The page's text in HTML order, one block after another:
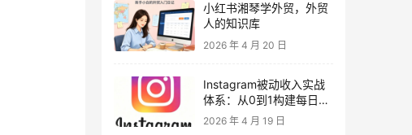
小红书湘琴学外贸，外贸
人的知识库
2026 年 4 月 20 日
Instagram被动收入实战
体系：从0到1构建每日盈
利的自动销售漏斗
2026 年 4 月 19 日